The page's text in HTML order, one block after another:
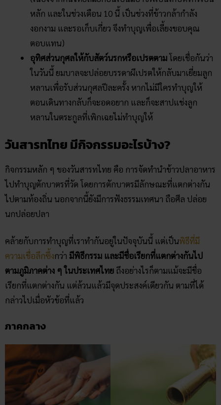
หลัก และในช่วงเดือน 10 นี้ เป็นช่วงที่ข้าวกล้ากำลัง
งอกงาม และรอเก็บเกี่ยว จึงทำบุญเพื่อเลี้ยงขอบคุณ
ตอบแทน)
อุทิศส่วนกุศลให้กับสัตว์นรกหรือเปรตตามโดยเชื่อกันว่า
ในวันนี้ ยมบาลจะปล่อยบรรดาผีเปรตให้กลับมาเยี่ยมลูก
หลานเพื่อรับส่วนกุศลปีละครั้ง หากไม่มีใครทำบุญให้
ตอนเดินทางกลับก็จะอดอยาก และก็จะสาปแช่งลูก
หลานในตระกูลที่เพิกเฉยไม่ทำบุญให้
วันสารท​ไทย มีกิจกรรมอะไรบ้าง?
กิจกรรมหลัก ๆ ของวันสารทไทย คือ การจัดทำนำข้าวปลาอาหาร
ไปทำบุญตักบาตรที่วัด โดยการตักบาตรมีลักษณะที่แตกต่างกัน
ไปตามท้องถิ่น นอกจากนี้ยังมีการฟังธรรมเทศนา ถือศีล ปล่อย
นกปล่อยปลา
คล้ายกับการทำบุญที่เราทำกันอยู่ในปัจจุบันนี้ แต่เป็นพิธีที่มี
ความเชื่อลึกซึ้งกว่า มีพิธีกรรม และมีชื่อเรียกที่แตกต่างกันไป
ตามภูมิภาคต่าง ๆ ในประเทศไทย ถึงอย่างไรก็ตามแม้จะมีชื่อ
เรียกที่แตกต่างกัน แต่ล้วนแล้วมีจุดประสงค์เดียวกัน ตามที่ได้
กล่าวไปเมื่อหัวข้อที่แล้ว
ภาคกลาง